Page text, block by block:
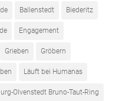
Ballenstedt Biederitz
Engagement
Grieben Gröbern
Läuft bei Humanas
Olvenstedt Bruno-Taut-Ring